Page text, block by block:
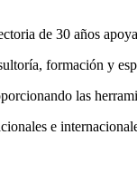
de 30 años
formación y
las
e